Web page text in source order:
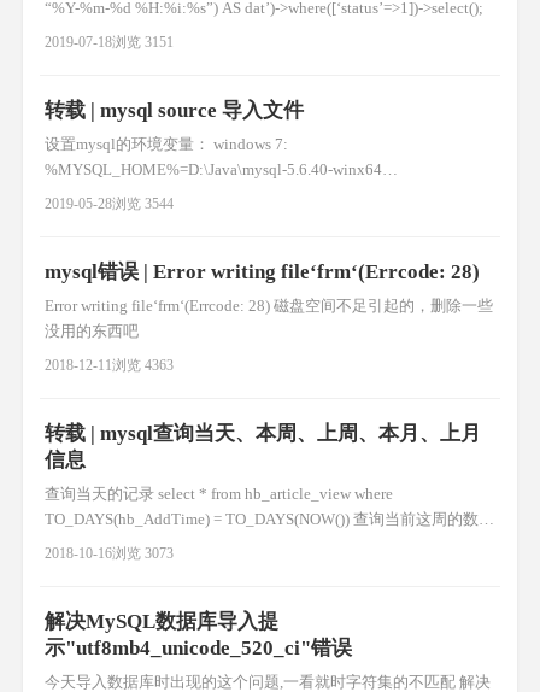
“%Y-%m-%d %H:%i:%s”) AS dat’)->where([‘status’=>1])->select();
2019-07-18浏览 3151
转载 | mysql source 导入文件
设置mysql的环境变量： windows 7:
%MYSQL_HOME%=D:\Java\mysql-5.6.40-winx64
Path=%MYSQL_HOME%\bin win+R 输入 cmd 进入dos 输入登录
2019-05-28浏览 3544
mysql错误 | Error writing file‘frm‘(Errcode: 28)
Error writing file‘frm‘(Errcode: 28) 磁盘空间不足引起的，删除一些
没用的东西吧
2018-12-11浏览 4363
转载 | mysql查询当天、本周、上周、本月、上月
信息
查询当天的记录 select * from hb_article_view where
TO_DAYS(hb_AddTime) = TO_DAYS(NOW()) 查询当前这周的数据
SELECT name,submittime FROM enterprise WHERE
2018-10-16浏览 3073
解决MySQL数据库导入提
示"utf8mb4_unicode_520_ci"错误
今天导入数据库时出现的这个问题,一看就时字符集的不匹配 解决